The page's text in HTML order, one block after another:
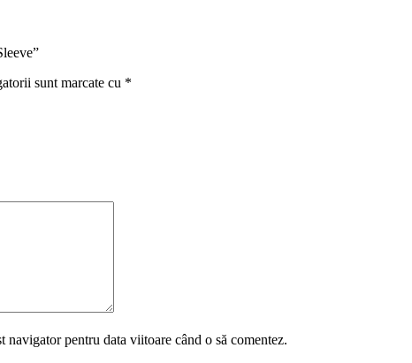
sunt marcate cu *
pentru data viitoare când o să comentez.